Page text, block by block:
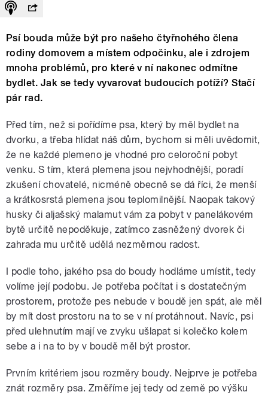
Psí bouda může být pro našeho čtyřnohého člena
rodiny domovem a místem odpočinku, ale i zdrojem
mnoha problémů, pro které v ní nakonec odmítne
bydlet. Jak se tedy vyvarovat budoucích potíží? Stačí
pár rad.
Před tím, než si pořídíme psa, který by měl bydlet na
dvorku, a třeba hlídat náš dům, bychom si měli uvědomit,
že ne každé plemeno je vhodné pro celoroční pobyt
venku. S tím, která plemena jsou nejvhodnější, poradí
zkušení chovatelé, nicméně obecně se dá říci, že menší
a krátkosrstá plemena jsou teplomilnější. Naopak takový
husky či aljašský malamut vám za pobyt v panelákovém
bytě určitě nepoděkuje, zatímco zasněžený dvorek či
zahrada mu určitě udělá nezměrnou radost.
I podle toho, jakého psa do boudy hodláme umístit, tedy
volíme její podobu. Je potřeba počítat i s dostatečným
prostorem, protože pes nebude v boudě jen spát, ale měl
by mít dost prostoru na to se v ní protáhnout. Navíc, psi
před ulehnutím mají ve zvyku ušlapat si kolečko kolem
sebe a i na to by v boudě měl být prostor.
Prvním kritériem jsou rozměry boudy. Nejprve je potřeba
znát rozměry psa. Změříme jej tedy od země po výšku